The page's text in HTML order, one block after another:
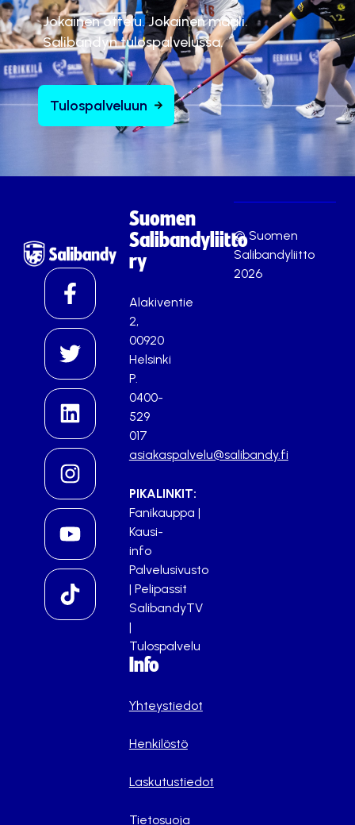
Jokainen ottelu. Jokainen maali.
Salibandyn tulospalvelussa.
Tulospalveluun
Suomen
Salibandyliitto
ry
Alakiventie
2,
00920
Helsinki
P.
0400-
529
017
asiakaspalvelu@salibandy.fi
PIKALINKIT:
Fanikauppa |
Kausi-
info
Palvelusivusto
| Pelipassit
SalibandyTV
|
Tulospalvelu
Info
Yhteystiedot
Henkilöstö
Laskutustiedot
Tietosuoja
© Suomen
Salibandyliitto
2026